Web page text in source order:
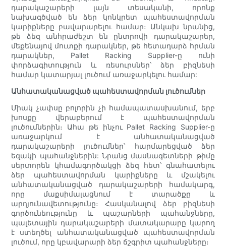
դարակաշարերի լայն տեսականի, որոնք
նախագծված են ձեր կոնկրետ պահեստավորման
կարիքները բավարարելու համար։ Անկախ նրանից,
թե ձեզ անհրաժեշտ են ընտրովի դարակաշարեր,
մեքենայով մուտքի դարակներ, թե հետադարձ հրման
դարակներ, Pallet Racking Supplier-ը ունի
փորձագիտություն և ռեսուրսներ՝ ձեր բիզնեսի
համար կատարյալ լուծում առաջարկելու համար:
Անհատականացված պահեստավորման լուծումներ
Միակ չափսը բոլորին չի համապատասխանում, երբ
խոսքը վերաբերում է պահեստավորման
լուծումներին։ Ահա թե ինչու Pallet Racking Supplier-ը
առաջարկում է անհատականացված
դարակաշարերի լուծումներ՝ հարմարեցված ձեր
եզակի պահանջներին: Նրանց մասնագետների թիմը
սերտորեն կհամագործակցի ձեզ հետ՝ գնահատելու
ձեր պահեստավորման կարիքները և մշակելու
անհատականացված դարակաշարերի համակարգ,
որը մաքսիմալացնում է տարածքը և
արդյունավետությունը։ Հասկանալով ձեր բիզնեսի
գործունեությունը և պաշարների պահանջները,
պալետային դարակաշարերի մատակարարը կարող
է ստեղծել անհատականացված պահեստավորման
լուծում, որը կբավարարի ձեր ճշգրիտ պահանջները։